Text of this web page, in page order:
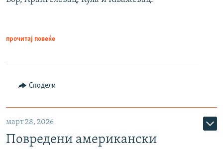
прочитај повеќе
Сподели
март 28, 2026
Повредени американски